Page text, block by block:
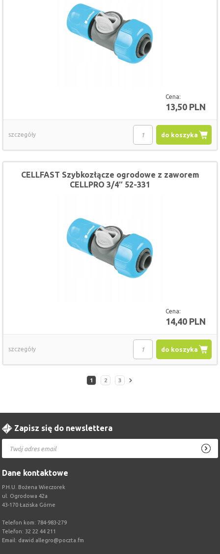
Cena:
13,50 PLN
do koszyka
szczegóły
Cena:
14,40 PLN
CELLFAST Szybkozłącze ogrodowe z zaworem
CELLPRO 3/4″ 52-331
do koszyka
szczegóły
1 2 3
Zapisz się do newslettera
Dane kontaktowe
P.H.U. Bożena Wieczorek
ul. Ogrodowa 42a
43-170 Łaziska Górne
Telefon kom: 784-983-279
Telefon: 32 22 44 211
Email: dawid.allegro@poczta.fm